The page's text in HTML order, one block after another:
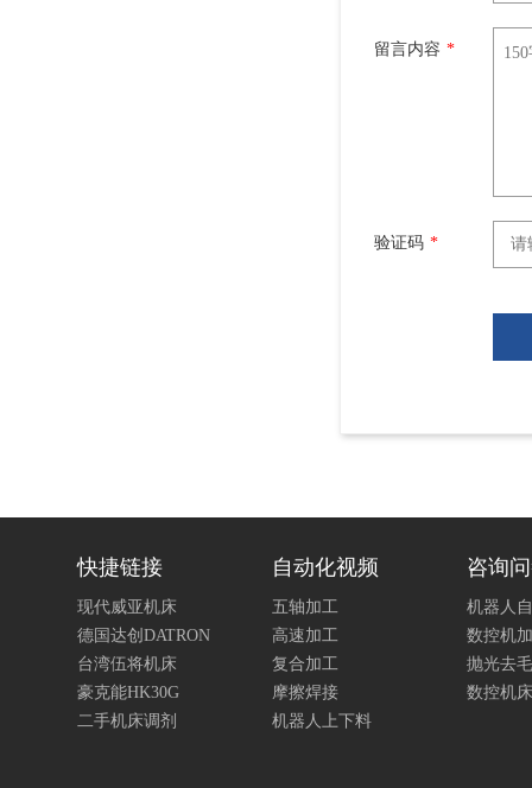
留言内容 *
验证码 *
快捷链接
现代威亚机床
德国达创DATRON
台湾伍将机床
豪克能HK30G
二手机床调剂
自动化视频
五轴加工
高速加工
复合加工
摩擦焊接
机器人上下料
咨询
机器人
数控机
抛光去
数控机